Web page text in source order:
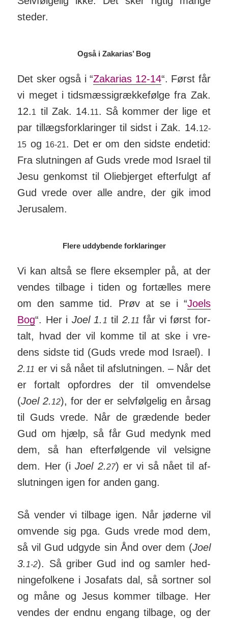
steder.
Også i Zakarias’ Bog
Det sker også i “Za­­ka­­rias 12-14“. Først får
vi meget i tids­mæs­sig­ræk­ke­følge fra Zak.
12.1 til Zak. 14.11. Så kommer der lige et
par til­lægs­for­klar­inger til sidst i Zak. 14.12-
15 og 16-21. Det er om den sidste ende­tid:
Fra slut­ningen af Guds vrede mod Israel til
Jesu genkomst til Oliebjerget efterfulgt af
Gud vrede over alle andre, der gik imod
Jeru­salem.
Flere uddybende forklaringer
Vi kan altså se flere eksempler på, at der
vendes tilbage i tiden og for­tælles mere
om den samme tid. Prøv at se i “Joels
Bog“. Her i Joel 1. 1 til 2. 11 får vi først for­
talt, hvad der vil komme til at ske i vre­
dens sidste tid (Guds vrede mod Israel). I
2. 11 er vi så nået til af­slut­ningen. – Når det
er fortalt op­for­dres der til om­ven­delse
(Joel 2. 12), for der er selv­føl­gelig en årsag
til Guds vrede. Når de græd­ende beder
Gud om hjælp, så får Gud med­ynk med
dem, så han efter­følg­ende vil vel­signe
dem. Her (iJoel 2.27) er vi så nået til af­
slut­ningen igen for anden gang.
Så vender vi tilbage igen. Når jøderne vil
om­vende sig pga. Guds vrede mod dem,
så vil Gud ud­gyde sin Ånd over dem (Joel
3. 1-2). Så griber Gud ind og samler hed­
ninge­fol­kene i Josa­fats dal, så sortner sol
og måne og Jesus kommer til­bage. Her
vendes der endnu en­gang til­bage, og der